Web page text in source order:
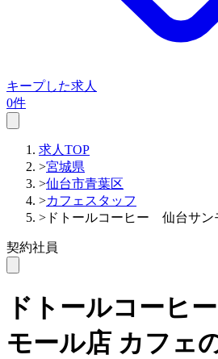
キープした求人
0件
求人TOP
>宮城県
>仙台市青葉区
>カフェスタッフ
> ドトールコーヒー 仙台サン
契約社員
ドトールコーヒ
モール店 カフェ